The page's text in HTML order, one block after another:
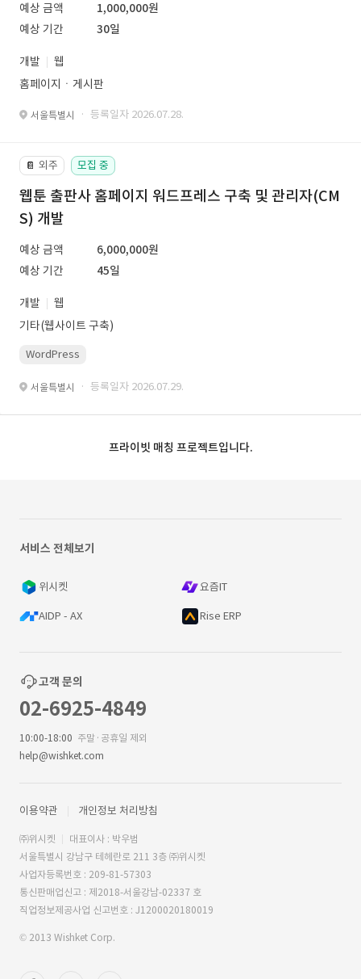
예상 금액
1,000,000원
예상 기간
30일
개발
웹
홈페이지ㆍ게시판
서울특별시 · 등록일자 2026.07.28.
📔 외주 모집 중
웹툰 출판사 홈페이지 워드프레스 구축 및 관리자(CM
S) 개발
예상 금액
6,000,000원
예상 기간
45일
개발
웹
기타(웹사이트 구축)
WordPress
서울특별시 · 등록일자 2026.07.29.
프라이빗 매칭 프로젝트입니다.
서비스 전체보기
위시켓 요즘IT
AIDP - AX Rise ERP
고객 문의
02-6925-4849
10:00-18:00 주말·공휴일 제외
help@wishket.com
이용약관 개인정보 처리방침
㈜위시켓
대표이사 : 박우범
서울특별시 강남구 테헤란로 211 3층 ㈜위시켓
사업자등록번호 : 209-81-57303
통신판매업신고 : 제2018-서울강남-02337 호
직업정보제공사업 신고번호 : J1200020180019
© 2013 Wishket Corp.